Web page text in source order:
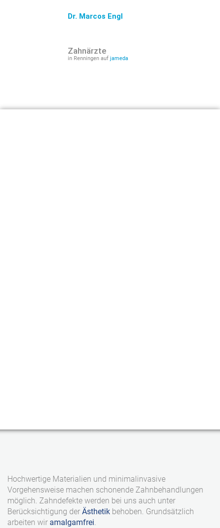
Dr. Marcos Engl
Zahnärzte
in Renningen auf jameda
Hochwertige Materialien und minimalinvasive
Vorgehensweise machen schonende Zahnbehandlungen
möglich. Zahndefekte werden bei uns auch unter
Berücksichtigung der Ästhetik behoben. Grundsätzlich
arbeiten wir amalgamfrei.